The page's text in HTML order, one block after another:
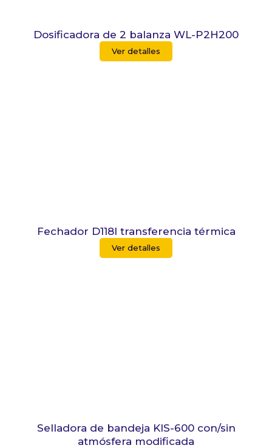
Dosificadora de 2 balanza WL-P2H200
Ver detalles
Fechador D118I transferencia térmica
Ver detalles
Selladora de bandeja KIS-600 con/sin
atmósfera modificada